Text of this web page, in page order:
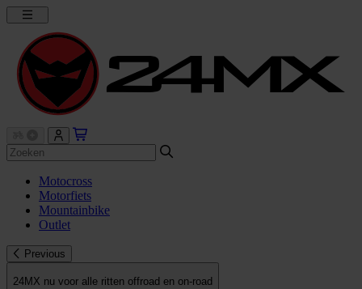
Motocross
Motorfiets
Mountainbike
Outlet
Previous
24MX nu voor alle ritten offroad en on-road